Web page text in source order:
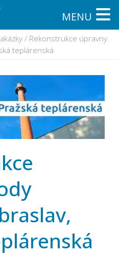
MENU
/ Rekonstrukce úpravny
teplárenská